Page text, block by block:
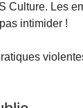
Culture. Les
intimider !